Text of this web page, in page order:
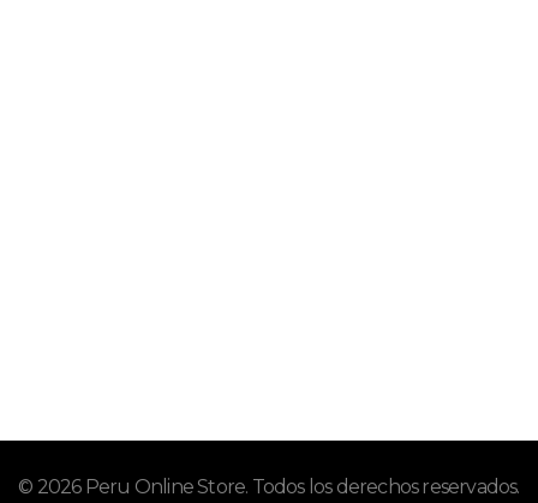
© 2026 Peru Online Store. Todos los derechos reservados.